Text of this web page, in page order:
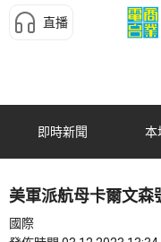
直播
即時新聞 本
美軍派航母卡爾文森
國際